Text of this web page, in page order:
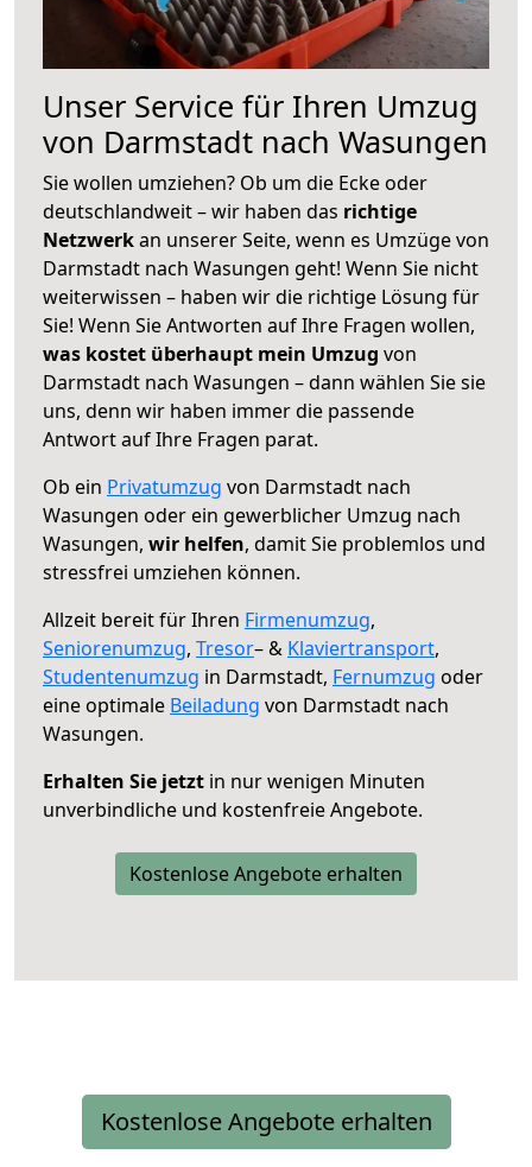
Unser Service für Ihren Umzug
von Darmstadt nach Wasungen
Sie wollen umziehen? Ob um die Ecke oder
deutschlandweit – wir haben das richtige
Netzwerkan unserer Seite, wenn es Umzüge von
Darmstadt nach Wasungen geht! Wenn Sie nicht
weiterwissen – haben wir die richtige Lösung für
Sie! Wenn Sie Antworten auf Ihre Fragen wollen,
was kostet überhaupt mein Umzug von
Darmstadt nach Wasungen – dann wählen Sie sie
uns, denn wir haben immer die passende
Antwort auf Ihre Fragen parat.
Ob ein Privatumzug von Darmstadt nach
Wasungen oder ein gewerblicher Umzug nach
Wasungen, wir helfen, damit Sie problemlos und
stressfrei umziehen können.
Allzeit bereit für Ihren Firmenumzug,
Seniorenumzug, Tresor– & Klaviertransport,
Studentenumzug in Darmstadt, Fernumzug oder
eine optimale Beiladung von Darmstadt nach
Wasungen.
Erhalten Sie jetzt in nur wenigen Minuten
unverbindliche und kostenfreie Angebote.
Kostenlose Angebote erhalten
Kostenlose Angebote erhalten